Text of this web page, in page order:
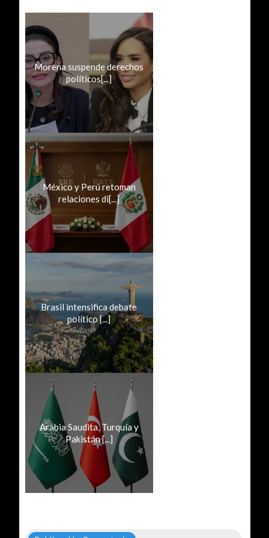
Morena suspende derechos
políticos[...]
México y Perú retoman
relaciones di[...]
Brasil intensifica debate
político [...]
Arabia Saudita, Turquía y
Pakistán [...]